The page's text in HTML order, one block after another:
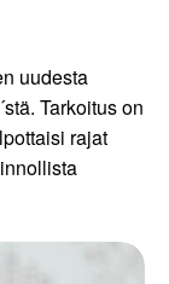
uudesta
Tarkoitus on
rajat